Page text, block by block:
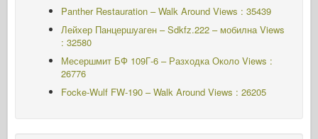
Panther Restauration – Walk Around Views : 35439
Лейхер Панцершуаген – Sdkfz.222 – мобилна Views
: 32580
Месершмит БФ 109Г-6 – Разходка Около Views :
26776
Focke-Wulf FW-190 – Walk Around Views : 26205